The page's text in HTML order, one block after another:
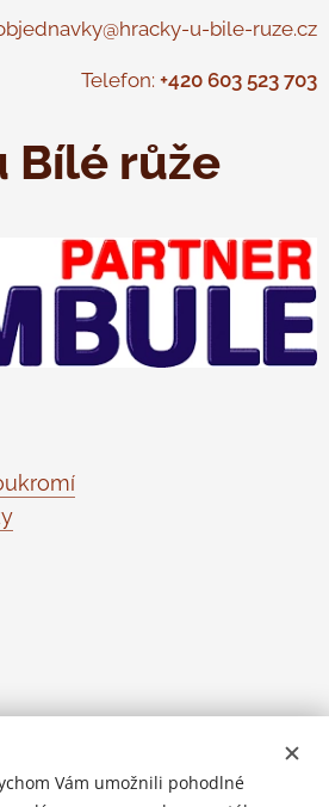
u-bile-ruze.cz
Telefon: +420 603 523 703
Bílé růže
Vám umožnili pohodlné